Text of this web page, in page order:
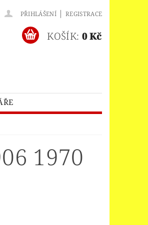
PŘIHLÁŠENÍ | REGISTRACE
KOŠÍK: 0 Kč
LEGO® CREATOR
1970